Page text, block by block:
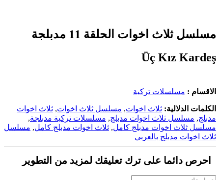
مسلسل ثلاث اخوات الحلقة 11 مدبلجة
Üç Kız Kardeş
الاقسام : مسلسلات تركية
الكلمات الدلالية: ثلاث اخوات, مسلسل ثلاث اخوات, ثلاث اخوات
مدبلج, مسلسل ثلاث اخوات مدبلج, مسلسلات تركية مدبلجة,
مسلسل ثلاث اخوات مدبلج كامل, ثلاث اخوات مدبلج كامل, مسلسل
ثلاث اخوات مدبلج بالعربي
احرص دائما على ترك تعليقك لمزيد من التطوير